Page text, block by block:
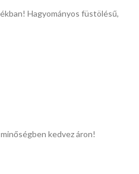
Hagyományos füstölésű,
kedvez áron!